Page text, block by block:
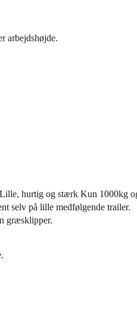
arbejdshøjde.
hurtig og stærk Kun 1000kg
selv på lille medfølgende trailer.
græsklipper.